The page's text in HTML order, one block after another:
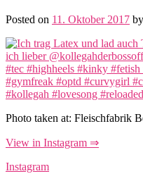
Posted on 11. Oktober 2017 by
Photo taken at: Fleischfabrik
View in Instagram ⇒
Instagram